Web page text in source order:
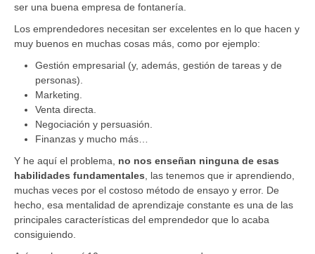
ser una buena empresa de fontanería.
Los emprendedores necesitan ser excelentes en lo que hacen y
muy buenos en muchas cosas más, como por ejemplo:
Gestión empresarial (y, además, gestión de tareas y de
personas).
Marketing.
Venta directa.
Negociación y persuasión.
Finanzas y mucho más…
Y he aquí el problema, no nos enseñan ninguna de esas
habilidades fundamentales , las tenemos que ir aprendiendo,
muchas veces por el costoso método de ensayo y error. De
hecho, esa mentalidad de aprendizaje constante es una de las
principales características del emprendedor que lo acaba
consiguiendo.